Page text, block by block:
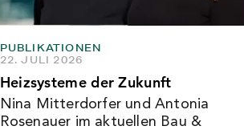
PUBLIKATIONEN
22. JULI 2026
Heizsysteme der Zukunft
Nina Mitterdorfer und Antonia
Rosenauer im aktuellen Bau &